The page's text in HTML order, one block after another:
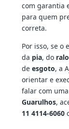
com garantia
para quem
correta.
Por isso, se o
da pia, do ralo
de esgoto, a
orientar e
falar com uma
Guarulhos,
11 4114-6060